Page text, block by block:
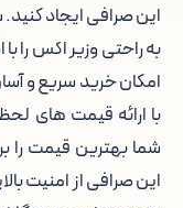
این صرافی ایجاد
به راحتی وزیر اکس را
امکان خرید سریع و
با ارائه قیمت های
شما بهترین قیمت را
این صرافی از امنیت